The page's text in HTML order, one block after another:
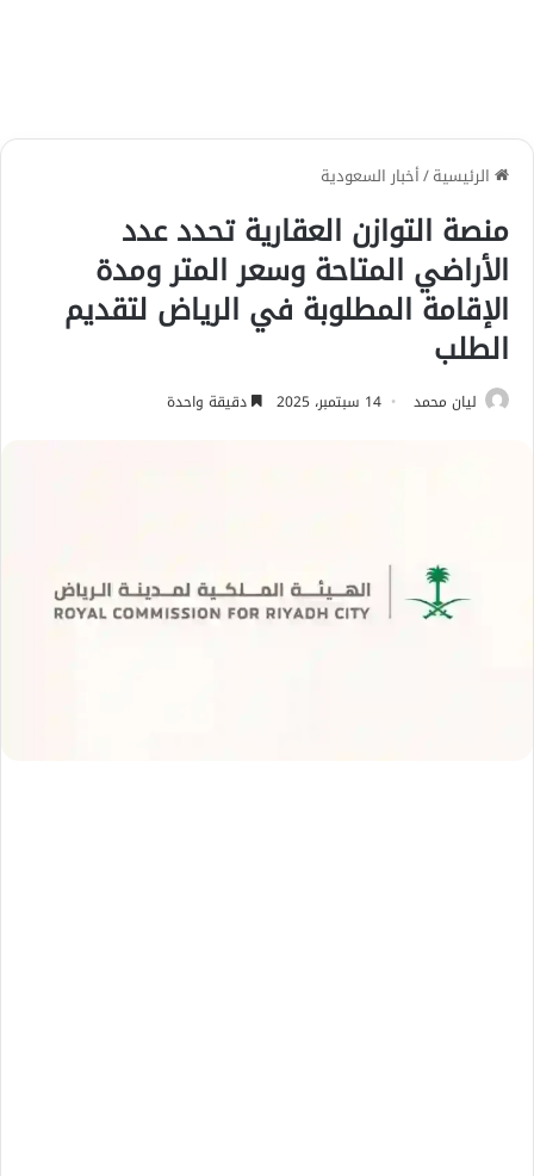
الرئيسية/أخبار السعودية
منصة التوازن العقارية تحدد عدد
الأراضي المتاحة وسعر المتر ومدة
الإقامة المطلوبة في الرياض لتقديم
الطلب
ليان محمد 14 سبتمبر، 2025 دقيقة واحدة